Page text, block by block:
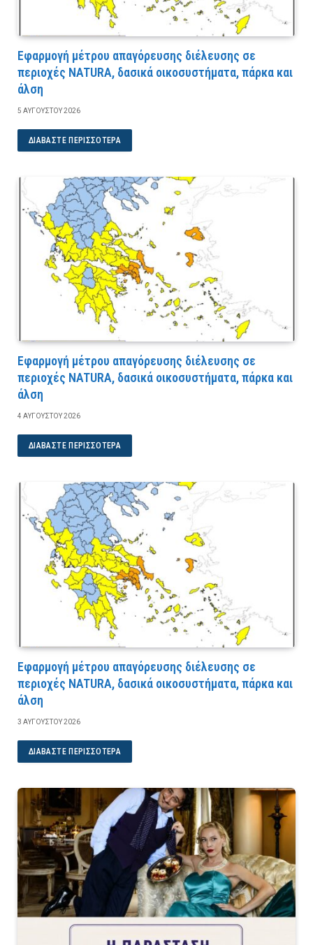
Εφαρμογή μέτρου απαγόρευσης διέλευσης σε
περιοχές NATURA, δασικά οικοσυστήματα, πάρκα και
άλση
5 ΑΥΓΟΎΣΤΟΥ 2026
ΔΙΑΒΆΣΤΕ ΠΕΡΙΣΣΌΤΕΡΑ
Εφαρμογή μέτρου απαγόρευσης διέλευσης σε
περιοχές NATURA, δασικά οικοσυστήματα, πάρκα και
άλση
4 ΑΥΓΟΎΣΤΟΥ 2026
ΔΙΑΒΆΣΤΕ ΠΕΡΙΣΣΌΤΕΡΑ
Εφαρμογή μέτρου απαγόρευσης διέλευσης σε
περιοχές NATURA, δασικά οικοσυστήματα, πάρκα και
άλση
3 ΑΥΓΟΎΣΤΟΥ 2026
ΔΙΑΒΆΣΤΕ ΠΕΡΙΣΣΌΤΕΡΑ